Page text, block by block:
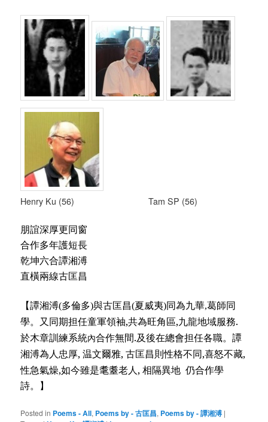
Henry Ku (56) Tam SP (56)
朋誼深厚更同窗
合作多年護短長
乾坤六合譚湘溥
直橫兩線古匡昌
【譚湘溥(多倫多)與古匡昌(夏威夷)同為九華,葛師同
學。 又同期担任童軍領袖,共為旺角區,九龍地域服務.
於木章訓練系統內合作無間.及後在總會担任各職。譚
湘溥為人忠厚,温文爾雅,古匡昌則性格不同 ,喜怒不藏,
性急氣燥,如今雖是耄耋老人 , 相隔異地 仍合作學
詩。】
Posted in Poems - All, Poems by - 古匡昌, Poems by - 譚湘溥 |